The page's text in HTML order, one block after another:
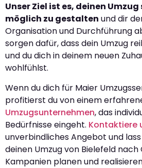
Unser Ziel ist es, deinen
möglich zu gestalten und dir
Organisation und Durchführung
sorgen dafür, dass dein Umzug
und du dich in deinem neuen
wohlfühlst.
Wenn du dich für Maier
profitierst du von einem
Umzugsunternehmen, das
Bedürfnisse eingeht. Kontaktiere
unverbindliches Angebot und
deinen Umzug von Bielefeld nach
Kampanien planen und